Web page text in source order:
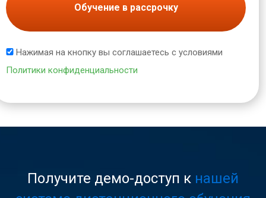
Обучение в рассрочку
Нажимая на кнопку вы соглашаетесь с условиями
Политики конфиденциальности
Получите демо-доступ к нашей